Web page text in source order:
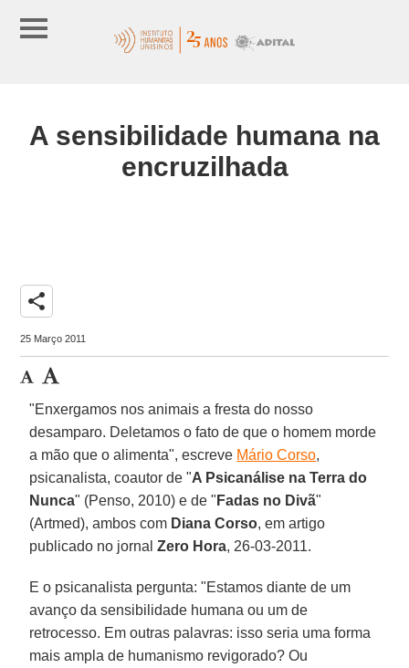
A sensibilidade humana na
encruzilhada
share
25 Março 2011
"Enxergamos nos animais a fresta do nosso
desamparo. Deletamos o fato de que o homem morde
a mão que o alimenta", escreve Mário Corso,
psicanalista, coautor de "A Psicanálise na Terra do
Nunca" (Penso, 2010) e de " Fadas no Divã"
(Artmed), ambos com Diana Corso, em artigo
publicado no jornalZero Hora, 26-03-2011.
E o psicanalista pergunta: "Estamos diante de um
avanço da sensibilidade humana ou um de
retrocesso. Em outras palavras: isso seria uma forma
mais ampla de humanismo revigorado? Ou